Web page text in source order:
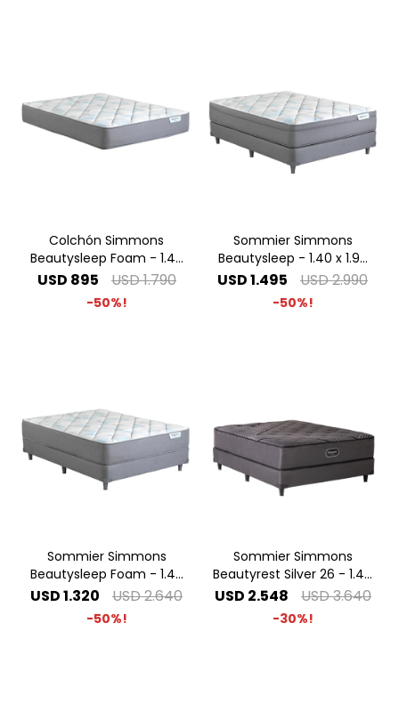
Colchón Simmons
Beautysleep Foam - 1.40
x 1.90 2 Plazas
USD 895 USD1.790
50
Sommier Simmons
Beautysleep - 1.40 x 1.90
2 Plazas
USD1.495 USD2.990
50
Sommier Simmons
Beautysleep Foam - 1.40
x 1.90 2 Plazas
USD1.320 USD2.640
50
Sommier Simmons
Beautyrest Silver 26 - 1.40
x 1.90 2 Plazas
USD 2.548 USD3.640
30